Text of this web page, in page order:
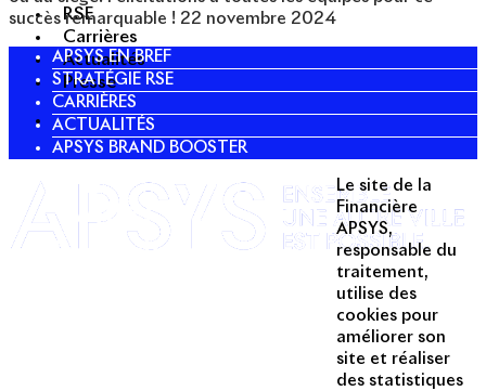
RSE
Carrières
Actualités
Presse
succès remarquable ! 22 novembre 2024
APSYS EN BREF
STRATÉGIE RSE
CARRIÈRES
ACTUALITÉS
APSYS BRAND BOOSTER
Twitter
Linkedin
Le site de la
Financière
APSYS,
responsable du
traitement,
utilise des
cookies pour
améliorer son
site et réaliser
des statistiques